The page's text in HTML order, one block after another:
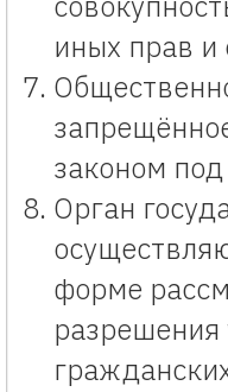
иных прав и
законом
Орган
форме
разрешения